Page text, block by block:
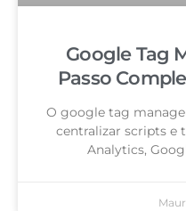
Google Tag
Passo
O google tag
centralizar scripts e
Analytics,